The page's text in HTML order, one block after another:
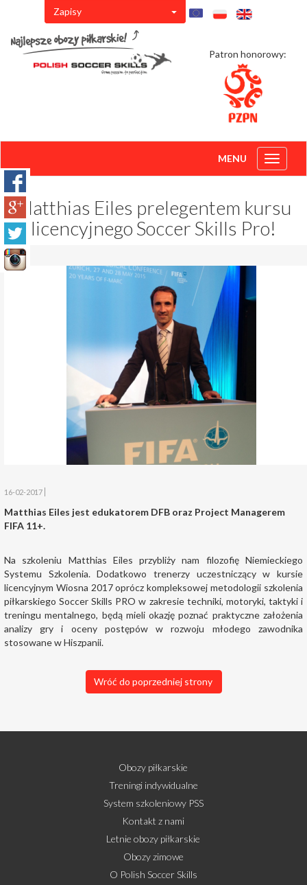
Zapisy
Patron honorowy:
Toggle
MENU
Matthias Eiles prelegentem kursu
licencyjnego Soccer Skills Pro!
16-02-2017
Matthias Eiles jest edukatorem DFB oraz Project Managerem
FIFA 11+.
Na szkoleniu Matthias Eiles przybliży nam filozofię Niemieckiego
Systemu Szkolenia. Dodatkowo trenerzy uczestniczący w kursie
licencyjnym Wiosna 2017 oprócz kompleksowej metodologii szkolenia
piłkarskiego Soccer Skills PRO w zakresie techniki, motoryki, taktyki i
treningu mentalnego, będą mieli okazję poznać praktyczne założenia
analizy gry i oceny postępów w rozwoju młodego zawodnika
stosowane w Hiszpanii.
Wróć do poprzedniej strony
Obozy piłkarskie
Treningi indywidualne
System szkoleniowy PSS
Kontakt z nami
Letnie obozy piłkarskie
Obozy zimowe
O Polish Soccer Skills